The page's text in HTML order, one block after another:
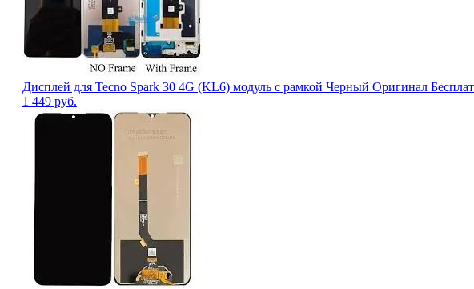
Дисплей для Tecno Spark 30 4G (KL6) модуль с рамкой Черный Оригинал
1 449 руб.